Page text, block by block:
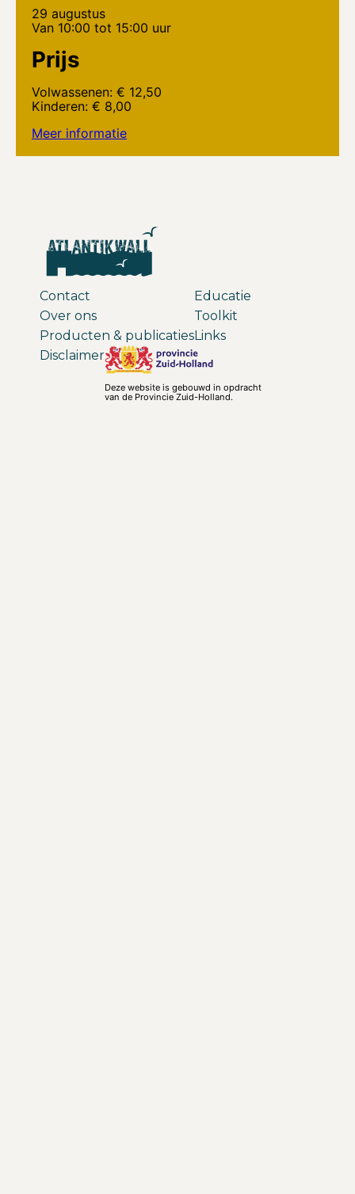
29 augustus
Van 10:00 tot 15:00 uur
Prijs
Volwassenen: € 12,50
Kinderen: € 8,00
Meer informatie
Contact
Over ons
Producten & publicaties
Educatie
Toolkit
Links
Disclaimer
Deze website is gebouwd in opdracht
van de Provincie Zuid-Holland.